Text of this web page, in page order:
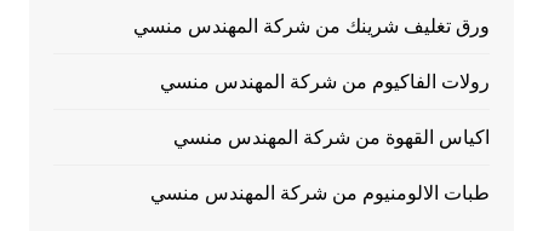
ورق تغليف شرينك من شركة المهندس منسي
رولات الفاكيوم من شركة المهندس منسي
اكياس القهوة من شركة المهندس منسي
طبات الالومنيوم من شركة المهندس منسي